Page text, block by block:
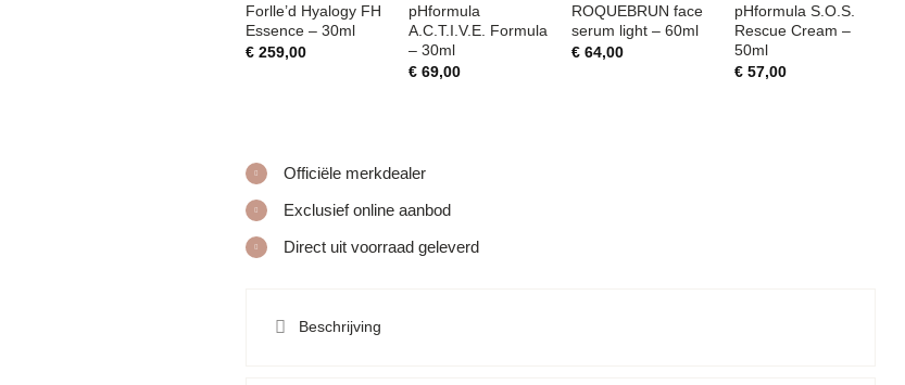
Forlle’d Hyalogy FH
Essence – 30ml
€259,00
pHformula
A.C.T.I.V.E. Formula
– 30ml
€69,00
ROQUEBRUN face
serum light – 60ml
€64,00
pHformula S.O.S.
Rescue Cream –
50ml
€57,00
Officiële merkdealer
Exclusief online aanbod
Direct uit voorraad geleverd
Beschrijving